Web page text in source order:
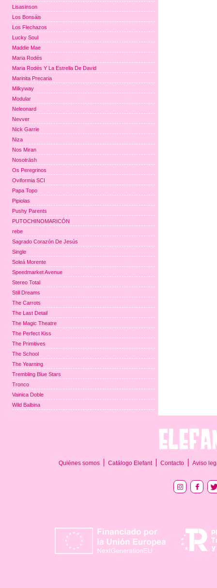
Lisasinson
Los Bonsáis
Los Flechazos
Lucky Soul
Maddie Mae
Maria Rodés
Maria Rodés Y La Estrella De David
Marinita Precaria
Milkyway
Modular
Neleonard
Nevver
Nick Garrie
Niza
Nos Miran
Nosoträsh
Os Peregrinos
Oviformia SCI
Papa Topo
Pipiolas
Pushy Parents
PUTOCHINOMARICÓN
rebe
Sagrado Corazón De Jesús
Single
Soleá Morente
Speedmarket Avenue
Stereo Total
Still Dreams
The Carrots
The Last Detail
The Magic Theatre
The Perfect Kiss
The Primitives
The School
The Yearning
Trembling Blue Stars
Tronco
Vainica Doble
Wild Balbina
Quiénes somos Catálogo Elefant Contacto Aviso